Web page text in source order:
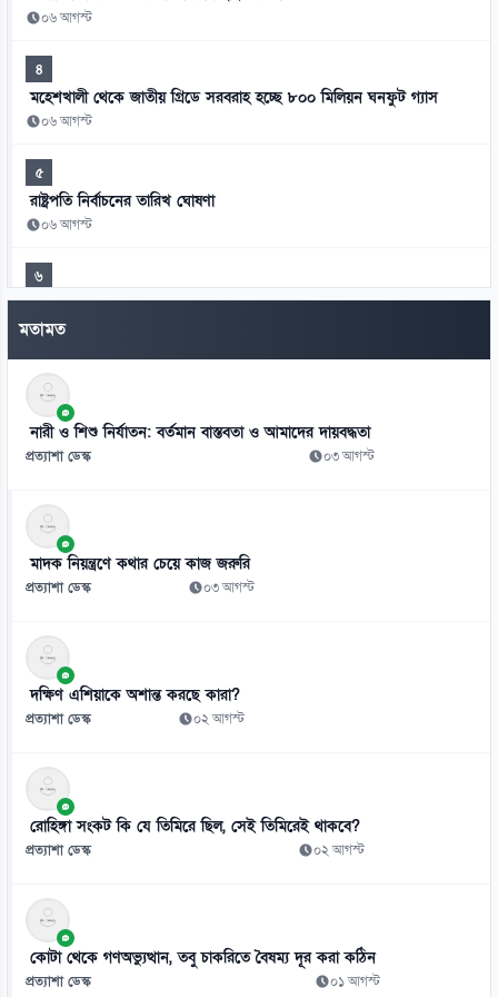
০৬ আগস্ট
৪
মহেশখালী থেকে জাতীয় গ্রিডে সরবরাহ হচ্ছে ৮০০ মিলিয়ন ঘনফুট গ্যাস
০৬ আগস্ট
৫
রাষ্ট্রপতি নির্বাচনের তারিখ ঘোষণা
০৬ আগস্ট
৬
সালমান খানকে প্রতারণার মামলায় আদালতে তলব
০৬ আগস্ট
৭
মিরাজের সেঞ্চুরিতে প্রথম ইনিংসে টাইগারদের সংগ্রহ ২৬৩ রান
০৬ আগস্ট
নতুন সিনেমার জন্য ১৬ কেজি ওজন কমিয়েছেন সালমান
০৬ আগস্ট
৯
০৬ আগস্ট
১০
ঢাকার চারপাশের নদীদূষণ রোধে কর্মপরিকল্পনা তৈরির নির্দেশ প্রধানমন্ত্রীর
১১
বাংলাদেশে হামের সাম্প্রতিক ভয়াবহ বিস্তার এখন শুধু একটি সংক্রামক রোগের
সংকট
১২
জুলাই মাসে সড়ক দুর্ঘটনায় ৪১৬ মৃত্যু
০৬ আগস্ট
মতামত
নারী ও শিশু নির্যাতন: বর্তমান বাস্তবতা ও আমাদের দায়বদ্ধতা
প্রত্যাশা ডেস্ক ০৩ আগস্ট
মাদক নিয়ন্ত্রণে কথার চেয়ে কাজ জরুরি
প্রত্যাশা ডেস্ক ০৩ আগস্ট
দক্ষিণ এশিয়াকে অশান্ত করছে কারা?
প্রত্যাশা ডেস্ক ০২ আগস্ট
রোহিঙ্গা সংকট কি যে তিমিরে ছিল, সেই তিমিরেই থাকবে?
প্রত্যাশা ডেস্ক ০২ আগস্ট
কোটা থেকে গণঅভ্যুত্থান, তবু চাকরিতে বৈষম্য দূর করা কঠিন
প্রত্যাশা ডেস্ক ০১ আগস্ট